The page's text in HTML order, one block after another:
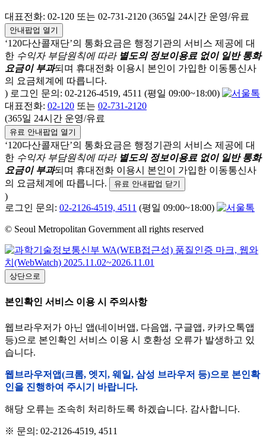
대표전화: 02-120 또는 02-731-2120 (365일 24시간 운영/유료
안내팝업 열기
‘120다산콜재단’의 통화요금은 행정기관의 서비스 제공에 대
한 수익자 부담원칙에 따라 별도의 정보이용료 없이 일반 통화
요금이 부과되며 휴대전화 이용시 본인이 가입한 이동통신사
의 요금체계에 따릅니다.
) 로그인 문의: 02-2126-4519, 4511 (평일 09:00~18:00)
대표전화: 02-120 또는 02-731-2120
(365일 24시간 운영/유료
유료 안내팝업 열기
‘120다산콜재단’의 통화요금은 행정기관의 서비스 제공에 대
한 수익자 부담원칙에 따라 별도의 정보이용료 없이 일반 통화
요금이 부과되며 휴대전화 이용시 본인이 가입한 이동통신사
의 요금체계에 따릅니다.
유료 안내팝업 닫기
)
로그인 문의: 02-2126-4519, 4511 (평일 09:00~18:00)
© Seoul Metropolitan Government all rights reserved
상단으로
본인확인 서비스 이용 시 주의사항
웹브라우저가 아닌 앱(네이버앱, 다음앱, 구글앱, 카카오톡앱
등)으로 본인확인 서비스 이용 시 호환성 오류가 발생하고 있
습니다.
웹브라우저앱(크롬, 엣지, 웨일, 삼성 브라우저 등)으로 본인확
인을 진행하여 주시기 바랍니다.
해당 오류는 조속히 처리하도록 하겠습니다. 감사합니다.
※ 문의: 02-2126-4519, 4511